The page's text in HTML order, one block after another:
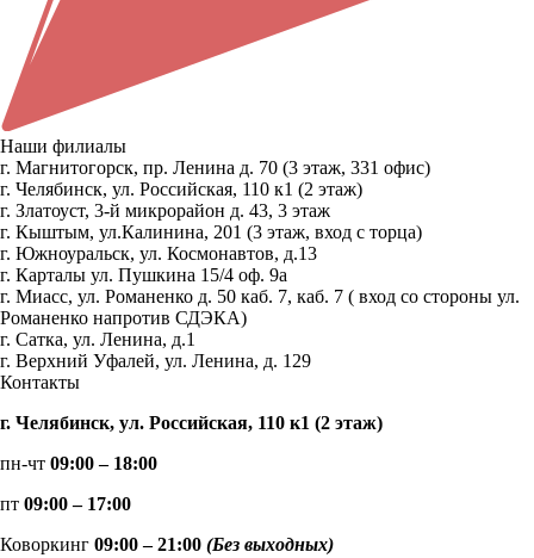
Наши филиалы
г. Магнитогорск, пр. Ленина д. 70 (3 этаж, 331 офис)
г. Челябинск, ул. Российская, 110 к1 (2 этаж)
г. Златоуст, 3-й микрорайон д. 43, 3 этаж
г. Кыштым, ул.Калинина, 201 (3 этаж, вход с торца)
г. Южноуральск, ул. Космонавтов, д.13
г. Карталы ул. Пушкина 15/4 оф. 9а
г. Миасс, ул. Романенко д. 50 каб. 7, каб. 7 ( вход со стороны ул.
Романенко напротив СДЭКА)
г. Сатка, ул. Ленина, д.1
г. Верхний Уфалей, ул. Ленина, д. 129
Контакты
г. Челябинск, ул. Российская, 110 к1 (2 этаж)
пн-чт 09:00 – 18:00
пт 09:00 – 17:00
Коворкинг 09:00 – 21:00 (Без выходных)